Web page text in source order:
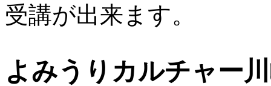
受講が出来ます。
よみうりカルチャー